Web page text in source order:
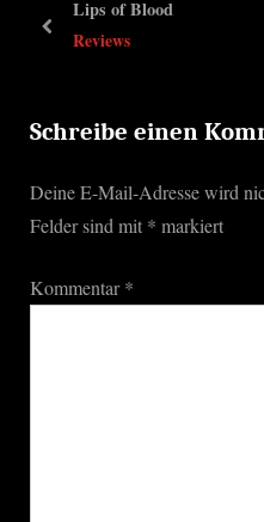
u
o
t
:
Lips of Blood
Reviews
prev
Schreibe einen
Deine E-Mail-Adresse wird
Felder sind mit * markiert
Kommentar*